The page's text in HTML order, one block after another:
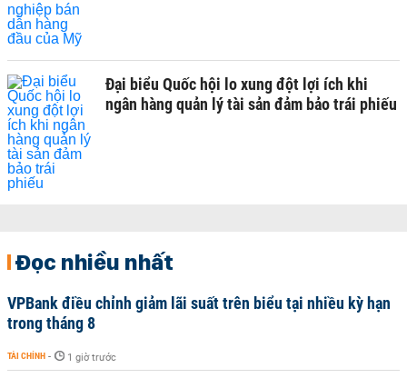
Đại biểu Quốc hội lo xung đột lợi ích khi
ngân hàng quản lý tài sản đảm bảo trái phiếu
Đọc nhiều nhất
VPBank điều chỉnh giảm lãi suất trên biểu tại nhiều kỳ hạn
trong tháng 8
TÀI CHÍNH - 1 giờ trước